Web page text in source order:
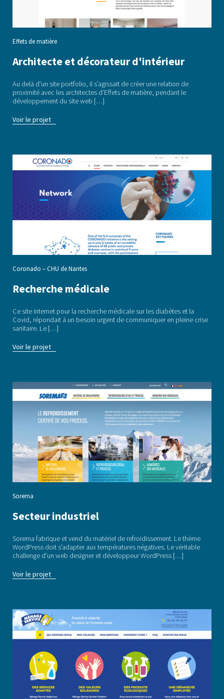
Effets de matière
Architecte et décorateur d'intérieur
Au delà d’un site portfolio, il s’agissait de créer une relation de
proximité avec les architectes d’Effets de matière, pendant le
développement du site web […]
Voir le projet
Coronado – CHU de Nantes
Recherche médicale
Ce site internet pour la recherche médicale sur les diabètes et la
Covid, répondait à un besoin urgent de communiquer en pleine crise
sanitaire. Le […]
Voir le projet
Sorema
Secteur industriel
Sorema fabrique et vend du matériel de refroidissement. Le thème
WordPress doit s’adapter aux températures négatives. Le véritable
challenge d’un web designer et développeur WordPress […]
Voir le projet